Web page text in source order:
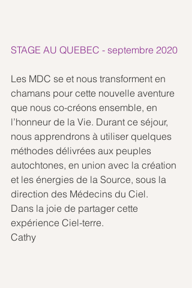
STAGE AU QUEBEC - septembre 2020
Les MDC se et nous transforment en
chamans pour cette nouvelle aventure
que nous co-créons ensemble, en
l’honneur de la Vie. Durant ce séjour,
nous apprendrons à utiliser quelques
méthodes délivrées aux peuples
autochtones, en union avec la création
et les énergies de la Source, sous la
direction des Médecins du Ciel.
Dans la joie de partager cette
expérience Ciel-terre.
Cathy